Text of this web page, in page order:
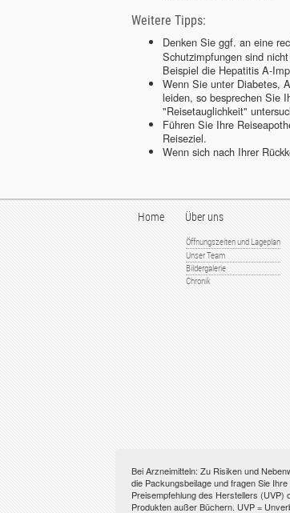
Weitere Tipps:
Denken Sie ggf. an eine
Schutzimpfungen sind
Beispiel die Hepatitis A-
Wenn Sie unter Diabetes,
leiden, so besprechen Sie
"Reisetauglichkeit"
Führen Sie Ihre
Reiseziel.
Wenn sich nach Ihrer
Home Über uns
Öffnungszeiten und Lageplan
Unser Team
Bildergalerie
Chronik
Bei Arzneimitteln: Zu Risiken und
die Packungsbeilage und fragen Sie
Preisempfehlung des Herstellers
Produkten außer Büchern. UVP =